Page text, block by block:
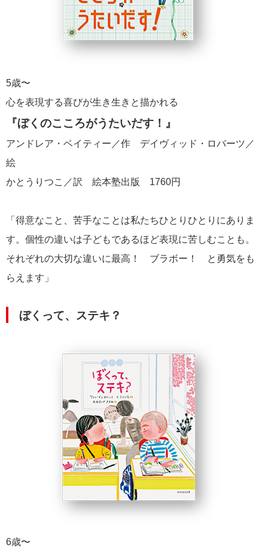
5歳〜
心を表現する喜びが生き生きと描かれる
『ぼくのこころがうたいだす！』
アンドレア・ベイティー／作 デイヴィッド・ロバーツ／
絵
かとうりつこ／訳 絵本塾出版 1760円
「得意なこと、苦手なことは私たちひとりひとりにありま
す。個性の違いは子どもであるほど表現に苦しむことも。
それぞれの大切な違いに最高！ ブラボー！ と勇気をも
らえます」
ぼくって、ステキ？
6歳〜